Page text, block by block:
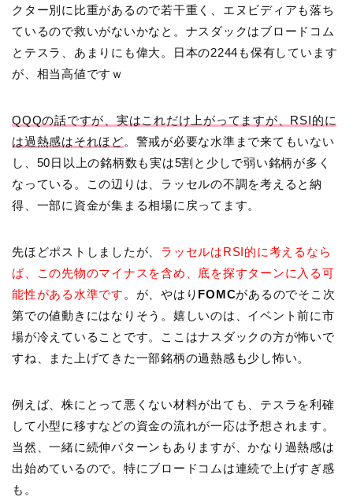
クター別に比重があるので若干重く、エヌビディアも落ち
ているので救いがないかなと。ナスダックはブロードコム
とテスラ、あまりにも偉大。日本の2244も保有しています
が、相当高値ですｗ
QQQの話ですが、実はこれだけ上がってますが、RSI的に
は過熱感はそれほど。警戒が必要な水準まで来てもいない
し、50日以上の銘柄数も実は5割と少しで弱い銘柄が多く
なっている。この辺りは、ラッセルの不調を考えると納
得、一部に資金が集まる相場に戻ってます。
先ほどポストしましたが、 ラッセルはRSI的に考えるなら
ば、この先物のマイナスを含め、底を探すターンに入る可
能性がある水準です 。が、やはり FOMCがあるのでそこ次
第での値動きにはなりそう。嬉しいのは、イベント前に市
場が冷えていることです。ここはナスダックの方が怖いで
すね、また上げてきた一部銘柄の過熱感も少し怖い。
例えば、株にとって悪くない材料が出ても、テスラを利確
して小型に移すなどの資金の流れが一応は予想されます。
当然、一緒に続伸パターンもありますが、かなり過熱感は
出始めているので。特にブロードコムは連続で上げすぎ感
も。